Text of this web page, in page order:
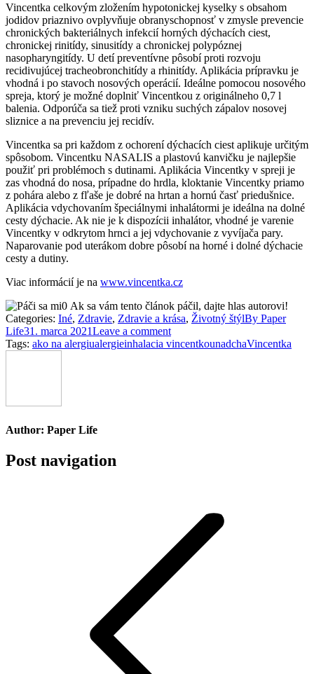
Vincentka celkovým zložením hypotonickej kyselky s obsahom
jodidov priaznivo ovplyvňuje obranyschopnosť v zmysle prevencie
chronických bakteriálnych infekcií horných dýchacích ciest,
chronickej rinitídy, sinusitídy a chronickej polypóznej
nasopharyngitídy. U detí preventívne pôsobí proti rozvoju
recidivujúcej tracheobronchitídy a rhinitídy. Aplikácia prípravku je
vhodná i po stavoch nosových operácií. Ideálne pomocou nosového
spreja, ktorý je možné doplniť Vincentkou z originálneho 0,7 l
balenia. Odporúča sa tiež proti vzniku suchých zápalov nosovej
sliznice a na prevenciu jej recidív.
Vincentka sa pri každom z ochorení dýchacích ciest aplikuje určitým
spôsobom. Vincentku NASALIS a plastovú kanvičku je najlepšie
použiť pri problémoch s dutinami. Aplikácia Vincentky v spreji je
zas vhodná do nosa, prípadne do hrdla, kloktanie Vincentky priamo
z pohára alebo z fľaše je dobré na hrtan a hornú časť priedušnice.
Aplikácia vdychovaním špeciálnymi inhalátormi je ideálna na dolné
cesty dýchacie. Ak nie je k dispozícii inhalátor, vhodné je varenie
Vincentky v odkrytom hrnci a jej vdychovanie z vyvíjača pary.
Naparovanie pod uterákom dobre pôsobí na horné i dolné dýchacie
cesty a dutiny.
Viac informácií je na www.vincentka.cz
0 Ak sa vám tento článok páčil, dajte hlas autorovi!
Categories: Iné, Zdravie, Zdravie a krása, Životný štýlBy Paper
Life31. marca 2021Leave a comment
Tags: ako na alergiualergieinhalacia vincentkounadchaVincentka
Author: Paper Life
Post navigation